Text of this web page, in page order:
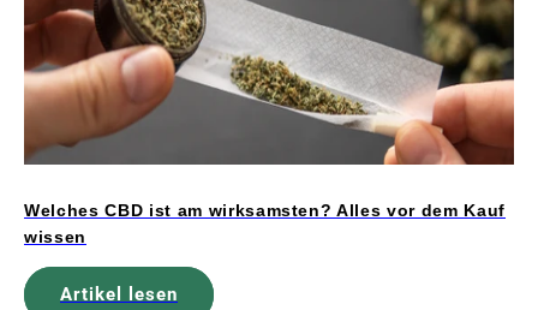
Welches CBD ist am wirksamsten? Alles vor dem Kauf
wissen
Artikel lesen